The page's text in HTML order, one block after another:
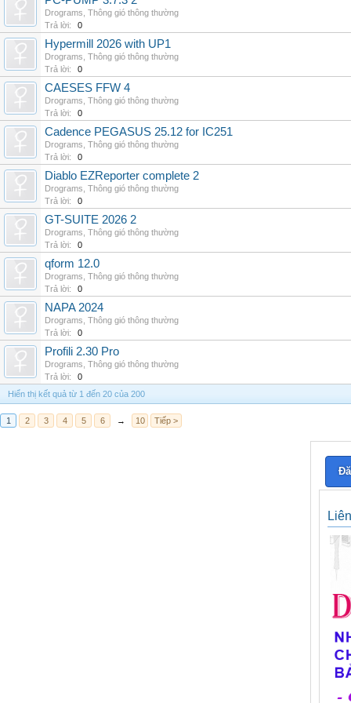
Drograms Thông gió thông thường
Trả lời:
0
Hypermill 2026 with UP1
Drograms Thông gió thông thường
Trả lời:
0
CAESES FFW 4
Drograms Thông gió thông thường
Trả lời:
0
Cadence PEGASUS 25.12 for IC251
Drograms Thông gió thông thường
Trả lời:
0
Diablo EZReporter complete 2
Drograms Thông gió thông thường
Trả lời:
0
GT-SUITE 2026 2
Drograms Thông gió thông thường
Trả lời:
0
qform 12.0
Drograms Thông gió thông thường
Trả lời:
0
NAPA 2024
Drograms Thông gió thông thường
Trả lời:
0
Profili 2.30 Pro
Drograms Thông gió thông thường
Trả lời:
0
Hiển thị kết quả từ 1 đến 20 của 200
1 2 3 4 5 6 → 10 Tiếp >